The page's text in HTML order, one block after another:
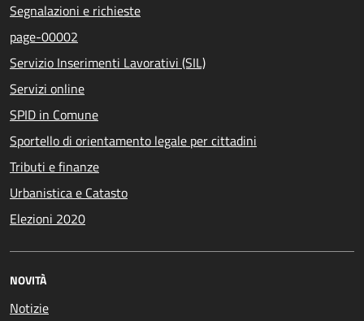
Segnalazioni e richieste
page-00002
Servizio Inserimenti Lavorativi (SIL)
Servizi online
SPID in Comune
Sportello di orientamento legale per cittadini
Tributi e finanze
Urbanistica e Catasto
Elezioni 2020
NOVITÀ
Notizie